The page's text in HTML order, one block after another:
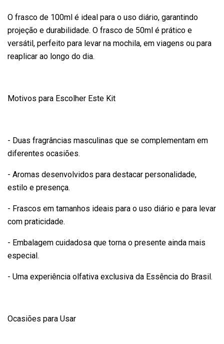
O frasco de 100ml é ideal para o uso diário, garantindo
projeção e durabilidade. O frasco de 50ml é prático e
versátil, perfeito para levar na mochila, em viagens ou para
reaplicar ao longo do dia.
Motivos para Escolher Este Kit
- Duas fragrâncias masculinas que se complementam em
diferentes ocasiões.
- Aromas desenvolvidos para destacar personalidade,
estilo e presença.
- Frascos em tamanhos ideais para o uso diário e para levar
com praticidade.
- Embalagem cuidadosa que torna o presente ainda mais
especial.
- Uma experiência olfativa exclusiva da Essência do Brasil.
Ocasiões para Usar